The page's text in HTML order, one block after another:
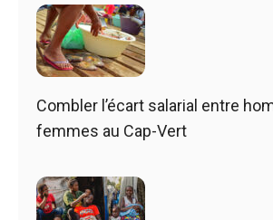
Combler l’écart salarial entre
femmes au Cap-Vert